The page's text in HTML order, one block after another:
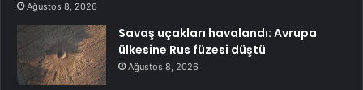
Ağustos 8, 2026
Savaş uçakları havalandı: Avrupa
ülkesine Rus füzesi düştü
Ağustos 8, 2026